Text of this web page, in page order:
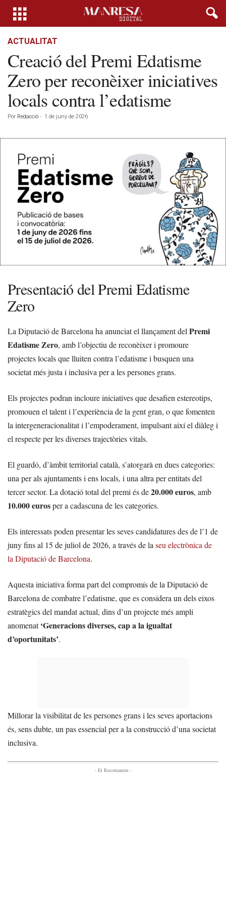
ACTUALITAT
Creació del Premi Edatisme
Zero per reconèixer iniciatives
locals contra l’edatisme
Por Redacció - 1 de juny de 2026
Presentació del Premi Edatisme
Zero
La Diputació de Barcelona ha anunciat el llançament del Premi
Edatisme Zero, amb l’objectiu de reconèixer i promoure
projectes locals que lluiten contra l’edatisme i busquen una
societat més justa i inclusiva per a les persones grans.
Els projectes podran incloure iniciatives que desafien estereotips,
promouen el talent i l’experiència de la gent gran, o que fomenten
la intergeneracionalitat i l’empoderament, impulsant així el diàleg i
el respecte per les diverses trajectòries vitals.
El guardó, d’àmbit territorial català, s’atorgarà en dues categories:
una per als ajuntaments i ens locals, i una altra per entitats del
tercer sector. La dotació total del premi és de20.000 euros, amb
10.000 eurosper a cadascuna de les categories.
Els interessats poden presentar les seves candidatures des de l’1 de
juny fins al 15 de juliol de 2026, a través de la seu electrònica de
la Diputació de Barcelona.
Aquesta iniciativa forma part del compromís de la Diputació de
Barcelona de combatre l’edatisme, que es considera un dels eixos
estratègics del mandat actual, dins d’un projecte més ampli
anomenat‘Generacions diverses, cap a la igualtat
d’oportunitats’.
Millorar la visibilitat de les persones grans i les seves aportacions
és, sens dubte, un pas essencial per a la construcció d’una societat
inclusiva.
- Et Recomanem -